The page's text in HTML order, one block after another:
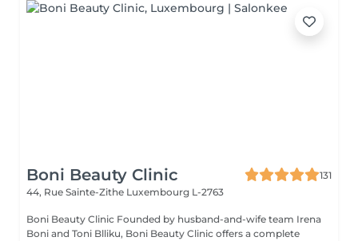
Boni Beauty Clinic
131
44, Rue Sainte-Zithe Luxembourg L-2763
Boni Beauty Clinic Founded by husband-and-wife team Irena
Boni and Toni Blliku, Boni Beauty Clinic offers a complete